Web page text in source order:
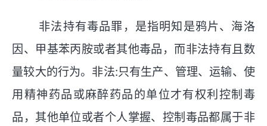
非法持有毒品罪，是指明知是鸦片、海洛
因、甲基苯丙胺或者其他毒品，而非法持有且数
量较大的行为。非法:只有生产、管理、运输、使
用精神药品或麻醉药品的单位才有权利控制毒
品，其他单位或者个人掌握、控制毒品都属于非